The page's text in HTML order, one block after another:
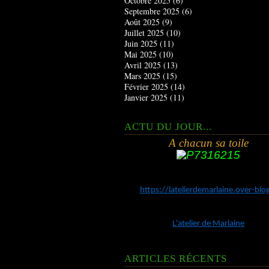
Septembre 2025 (6)
Août 2025 (9)
Juillet 2025 (10)
Juin 2025 (11)
Mai 2025 (10)
Avril 2025 (13)
Mars 2025 (15)
Février 2025 (14)
Janvier 2025 (11)
ACTU DU JOUR...
A chacun sa toile
https://latelierdemarlaine.over-
L'atelier de Marlaine
ARTICLES RÉCENTS